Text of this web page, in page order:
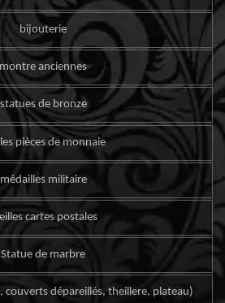
bijouterie
montre anciennes
statues de bronze
pièces de monnaie
médailles militaire
cartes postales
Statue de marbre
couverts dépareillés, theillere, plateau)